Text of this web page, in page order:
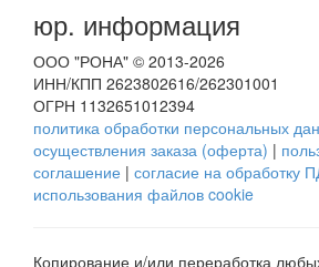
юр. информация
ООО "РОНА" © 2013-2026
ИНН/КПП 2623802616/262301001
ОГРН 1132651012394
политика обработки персональных
осуществления заказа (оферта) |
соглашение | согласие на обработку
использования файлов cookie
Копирование и/или переработка